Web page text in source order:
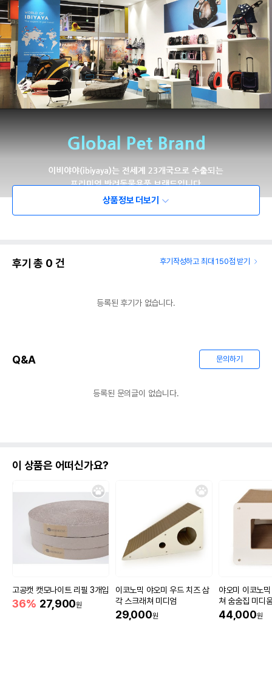
상품정보 더보기
후기 총 0 건 후기작성하고 최대 150점 받기
등록된 후기가 없습니다.
Q&A 문의하기
등록된 문의글이 없습니다.
이 상품은 어떠신가요?
고공캣 캣모나이트 리필 3개입
36% 27,900원
이코노믹 야오미 우드 치즈 삼
각 스크래쳐 미디엄
29,000원
야오미 이코노
쳐 숨숨집 미디
44,000원